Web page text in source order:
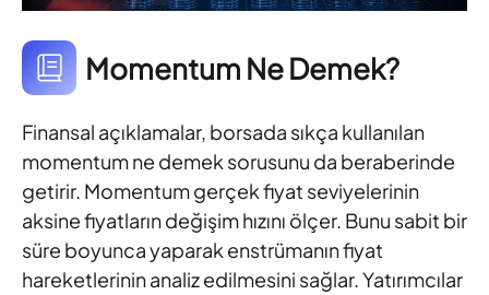
Momentum Ne Demek?
Finansal açıklamalar, borsada sıkça kullanılan
momentum ne demek sorusunu da beraberinde
getirir. Momentum gerçek fiyat seviyelerinin
aksine fiyatların değişim hızını ölçer. Bunu sabit bir
süre boyunca yaparak enstrümanın fiyat
hareketlerinin analiz edilmesini sağlar. Yatırımcılar